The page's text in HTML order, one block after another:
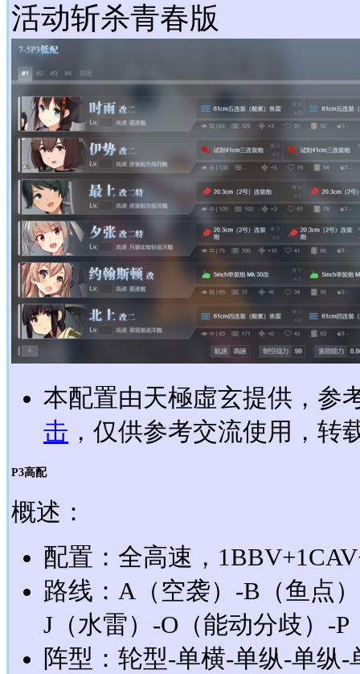
活动斩杀青春版
本配置由天極虛玄提供，参
击 ，仅供参考交流使用，转
P3高配
概述：
配置：全高速，
路线：A（空袭）-B（鱼点
J（水雷）-O（能动分歧）-
阵型：轮型-单横-单纵-单纵-